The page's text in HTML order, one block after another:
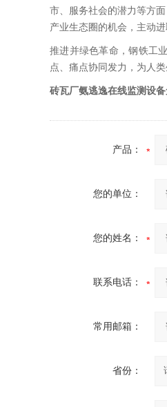
市、服务社会的潜力等方
产业生态圈的机会，主动
推进并绿色革命，钢铁工
点、痛点协同发力，为人
砖瓦厂氨逃逸在线监测设
产品：
您的单位：
您的姓名：
联系电话：
常用邮箱：
省份：